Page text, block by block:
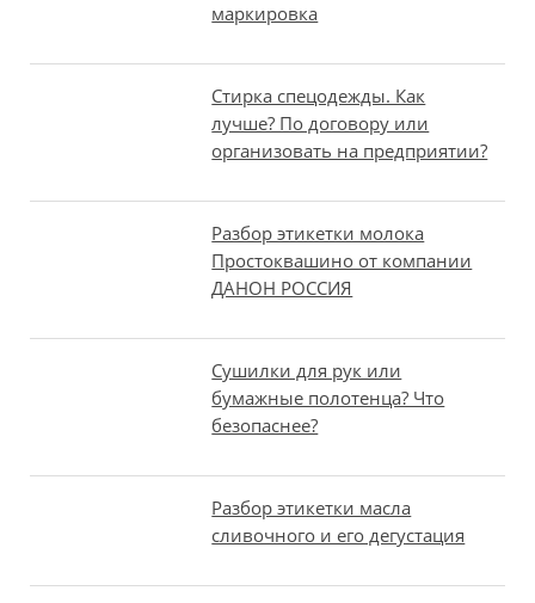
маркировка
Стирка спецодежды. Как
лучше? По договору или
организовать на предприятии?
Разбор этикетки молока
Простоквашино от компании
ДАНОН РОССИЯ
Сушилки для рук или
бумажные полотенца? Что
безопаснее?
Разбор этикетки масла
сливочного и его дегустация